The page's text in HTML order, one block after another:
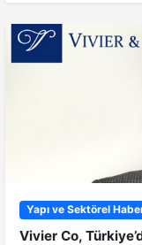
Yapı ve Sektörel
Vivier Co,